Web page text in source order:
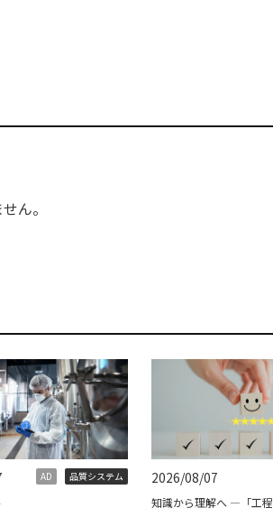
ん。
AD 品質システム 2026/08/07
知識から理解へ ―「工